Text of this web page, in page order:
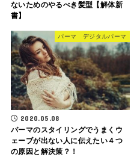
ないためのやるべき髪型【解体新
書】
パーマ デジタルパーマ
2020.05.08
パーマのスタイリングでうまくウ
ェーブが出ない人に伝えたい４つ
の原因と解決策？！